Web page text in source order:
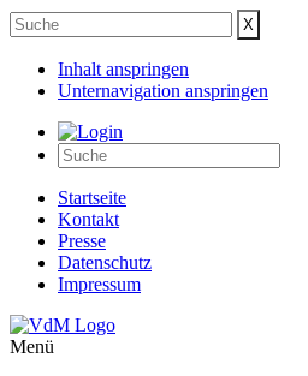
Inhalt anspringen
Unternavigation anspringen
Startseite
Kontakt
Presse
Datenschutz
Impressum
Menü